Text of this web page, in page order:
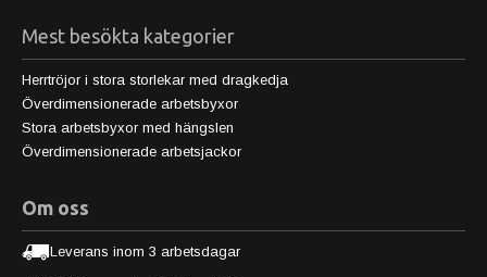
Mest besökta kategorier
Herrtröjor i stora storlekar med dragkedja
Överdimensionerade arbetsbyxor
Stora arbetsbyxor med hängslen
Överdimensionerade arbetsjackor
Om oss
Leverans inom 3 arbetsdagar